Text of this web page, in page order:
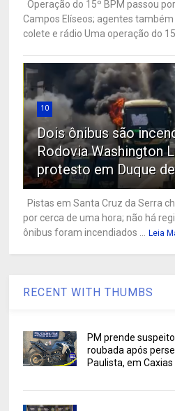
Operação do 15º BPM passou
Campos Elíseos; agentes
colete e rádio Uma operação do
10
Dois ônibus são
Rodovia Washington
protesto em Duque
Pistas em Santa Cruz da Serra
por cerca de uma hora; não há
ônibus foram incendiados ...
Leia
RECENT WITH THUMBS
PM prende
roubada após
Paulista, em Caxias